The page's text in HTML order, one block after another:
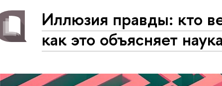
Иллюзия правды: кто
как это объясняет